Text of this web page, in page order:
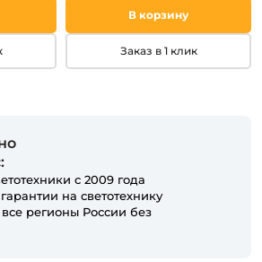
В корзину
Заказ в 1 клик
с 2009 года
на светотехнику
регионы России без